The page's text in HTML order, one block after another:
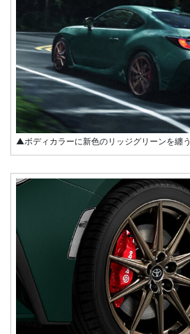
▲ボディカラーに新色のリッジグリーンを纏う